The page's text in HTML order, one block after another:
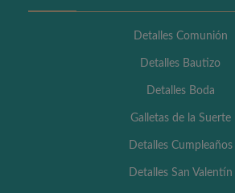
Detalles Comunión
Detalles Bautizo
Detalles Boda
Galletas de la Suerte
Detalles Cumpleaños
Detalles San Valentín